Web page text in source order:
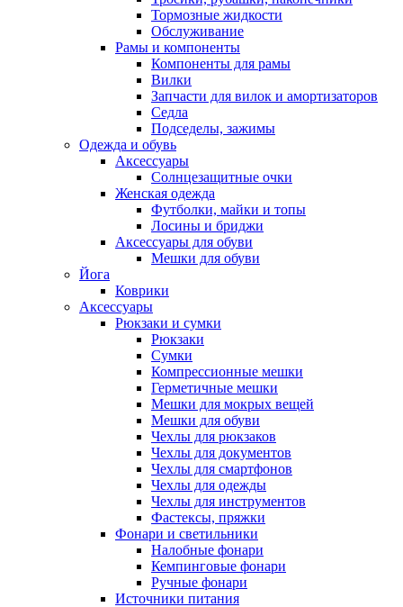
Тормозные жидкости
Обслуживание
Рамы и компоненты
Компоненты для рамы
Вилки
Запчасти для вилок и амортизаторов
Седла
Подседелы, зажимы
Одежда и обувь
Аксессуары
Солнцезащитные очки
Женская одежда
Футболки, майки и топы
Лосины и бриджи
Аксессуары для обуви
Мешки для обуви
Йога
Коврики
Аксессуары
Рюкзаки и сумки
Рюкзаки
Сумки
Компрессионные мешки
Герметичные мешки
Мешки для мокрых вещей
Мешки для обуви
Чехлы для рюкзаков
Чехлы для документов
Чехлы для смартфонов
Чехлы для одежды
Чехлы для инструментов
Фастексы, пряжки
Фонари и светильники
Налобные фонари
Кемпинговые фонари
Ручные фонари
Источники питания